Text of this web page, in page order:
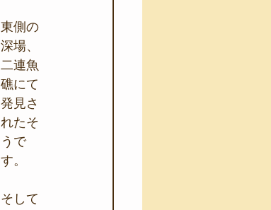
東側の
深場、
二連魚
礁にて
発見さ
れたそ
うで
す。
そして